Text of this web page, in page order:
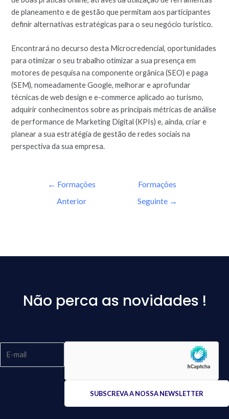
de planeamento e de gestão que permitam aos participantes
definir alternativas estratégicas para o seu negócio turístico.
Encontrará no decurso desta Microcredencial, oportunidades
para otimizar o seu trabalho otimizar a sua presença em
motores de pesquisa na componente orgânica (SEO) e paga
(SEM), nomeadamente Google, melhorar e aprofundar
técnicas de web design e e-commerce aplicado ao turismo,
adquirir conhecimentos sobre as principais métricas de análise
de performance de Marketing Digital (KPIs) e, ainda, criar e
planear a sua estratégia de gestão de redes sociais na
perspectiva da sua empresa.
← Formações
Anterior
Formações
Seguinte →
Não perca as novidades !